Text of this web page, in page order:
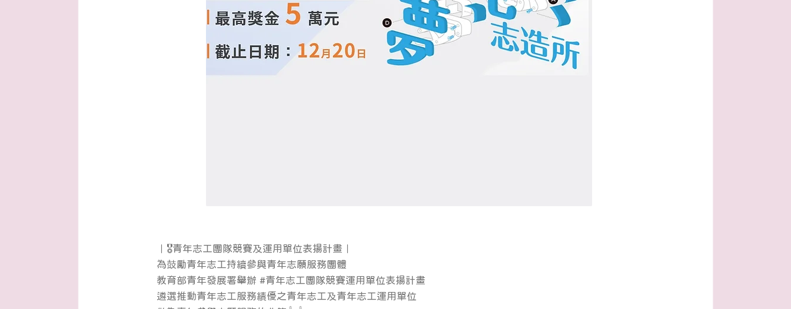
｜🎖青年志工團隊競賽及運用單位表揚計畫｜
為鼓勵青年志工持續參與青年志願服務團體
教育部青年發展署舉辦 #青年志工團隊競賽運用單位表揚計畫
遴選推動青年志工服務績優之青年志工及青年志工運用單位